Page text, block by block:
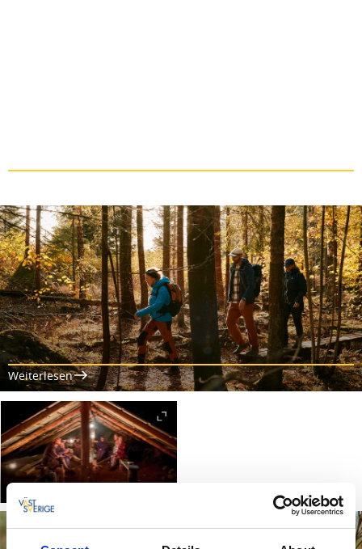
Weiterlesen